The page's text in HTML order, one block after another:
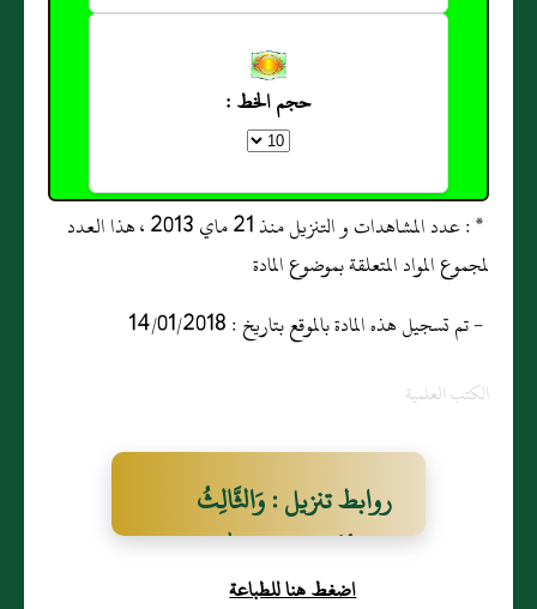
حجم الخط :
* : عدد المشاهدات و التنزيل منذ 21 ماي 2013 ، هذا العدد
لمجموع المواد المتعلقة بموضوع المادة
- تم تسجيل هذه المادة بالموقع بتاريخ : 14/01/2018
الكتب العلمية
روابط تنزيل : وَالثَّالِثُ
حَدِيثُهُ عَنْ عَبْدِ اللَّهِ بْنِ
يَزِيدَ الْمَدَنِيِّ وَعَنْ أَبِي النَّضْرِ
اضغط هنا للطباعة